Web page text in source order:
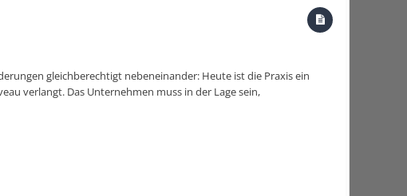
gleichberechtigt nebeneinander: Heute ist die Praxis ein
verlangt. Das Unternehmen muss in der Lage sein,